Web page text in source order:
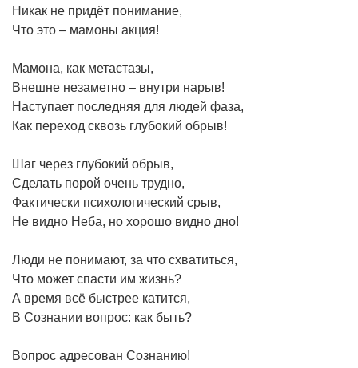
Никак не придёт понимание,
Что это – мамоны акция!
Мамона, как метастазы,
Внешне незаметно – внутри нарыв!
Наступает последняя для людей фаза,
Как переход сквозь глубокий обрыв!
Шаг через глубокий обрыв,
Сделать порой очень трудно,
Фактически психологический срыв,
Не видно Неба, но хорошо видно дно!
Люди не понимают, за что схватиться,
Что может спасти им жизнь?
А время всё быстрее катится,
В Сознании вопрос: как быть?
Вопрос адресован Сознанию!